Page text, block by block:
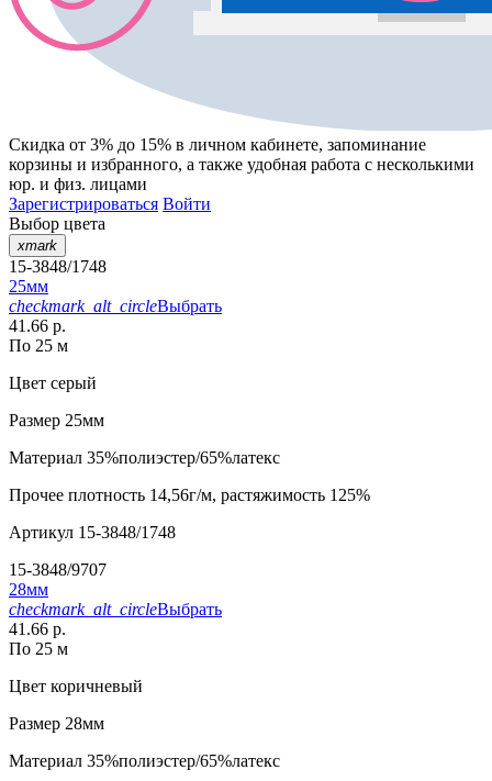
Скидка от 3% до 15% в личном кабинете, запоминание
корзины и избранного, а также удобная работа с несколькими
юр. и физ. лицами
Зарегистрироваться Войти
Выбор цвета
xmark
15-3848/1748
25мм
checkmark_alt_circleВыбрать
41.66 р.
По 25 м
Цвет серый
Размер 25мм
Материал 35%полиэстер/65%латекс
Прочее плотность 14,56г/м, растяжимость 125%
Артикул 15-3848/1748
15-3848/9707
28мм
checkmark_alt_circleВыбрать
41.66 р.
По 25 м
Цвет коричневый
Размер 28мм
Материал 35%полиэстер/65%латекс